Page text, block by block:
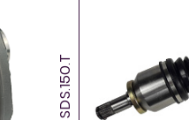
SDS.150.T